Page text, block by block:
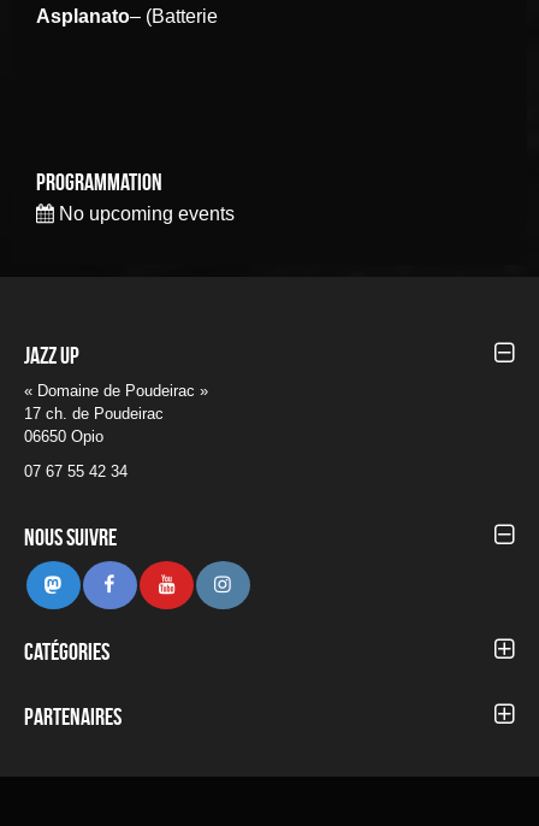
Asplanato– (Batterie
Programmation
No upcoming events
Jazz UP
« Domaine de Poudeirac »
17 ch. de Poudeirac
06650 Opio
07 67 55 42 34
Nous suivre
MastodonFacebookYoutube Instagram
Catégories
Blog
Concerts 2014
Partenaires